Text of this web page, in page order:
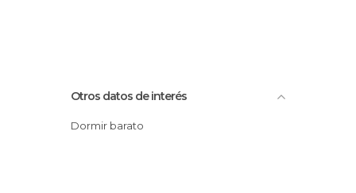
Otros datos de interés
Dormir barato